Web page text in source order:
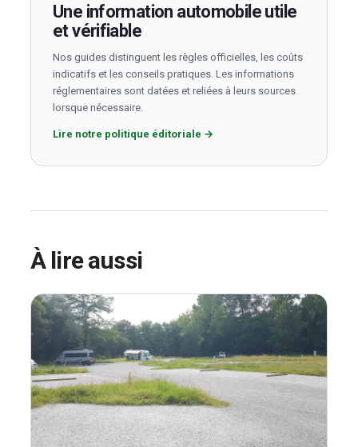
Une information automobile utile
et vérifiable
Nos guides distinguent les règles officielles, les coûts
indicatifs et les conseils pratiques. Les informations
réglementaires sont datées et reliées à leurs sources
lorsque nécessaire.
Lire notre politique éditoriale →
À lire aussi